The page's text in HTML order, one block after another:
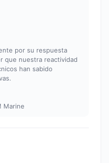
por su respuesta
que nuestra reactividad
han sabido
Marine